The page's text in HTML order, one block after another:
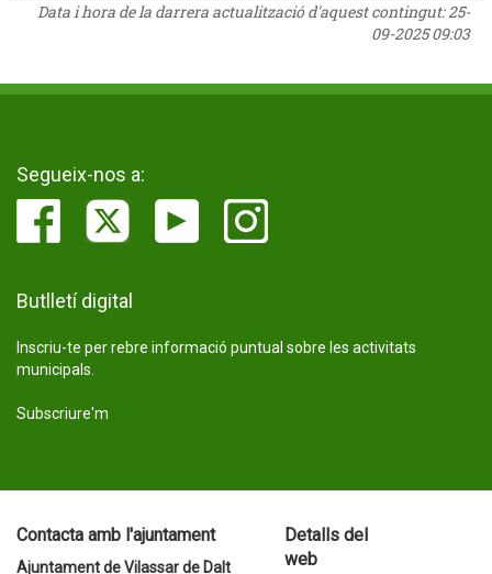
Data i hora de la darrera actualització d'aquest contingut:25-
09-2025 09:03
Segueix-nos a:
Butlletí digital
Inscriu-te per rebre informació puntual sobre les activitats
municipals.
Subscriure'm
Contacta amb l'ajuntament
Ajuntament de Vilassar de Dalt
Detalls del
web